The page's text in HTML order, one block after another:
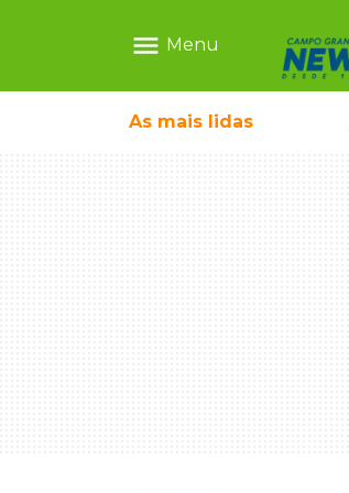
menu Menu
As mais lidas
temporal no interior